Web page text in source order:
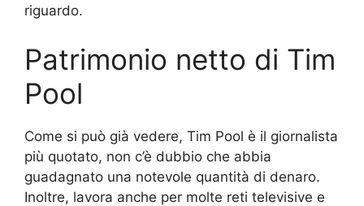
riguardo.
Patrimonio netto di Tim
Pool
Come si può già vedere, Tim Pool è il giornalista
più quotato, non c’è dubbio che abbia
guadagnato una notevole quantità di denaro.
Inoltre, lavora anche per molte reti televisive e